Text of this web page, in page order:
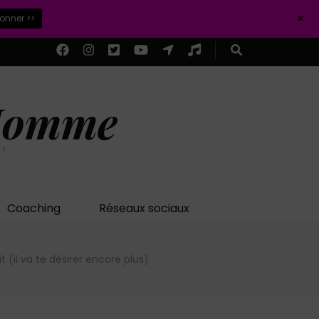
Coaching Réseaux sociaux
(il va te désirer encore plus)
>> +